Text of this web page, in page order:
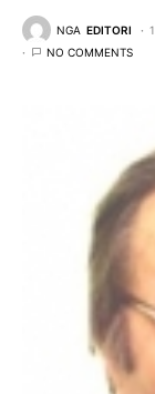
NGA EDITORI
NO COMMENTS